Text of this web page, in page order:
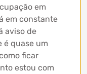
em
em constante
aviso de
é quase um
ficar
estou com